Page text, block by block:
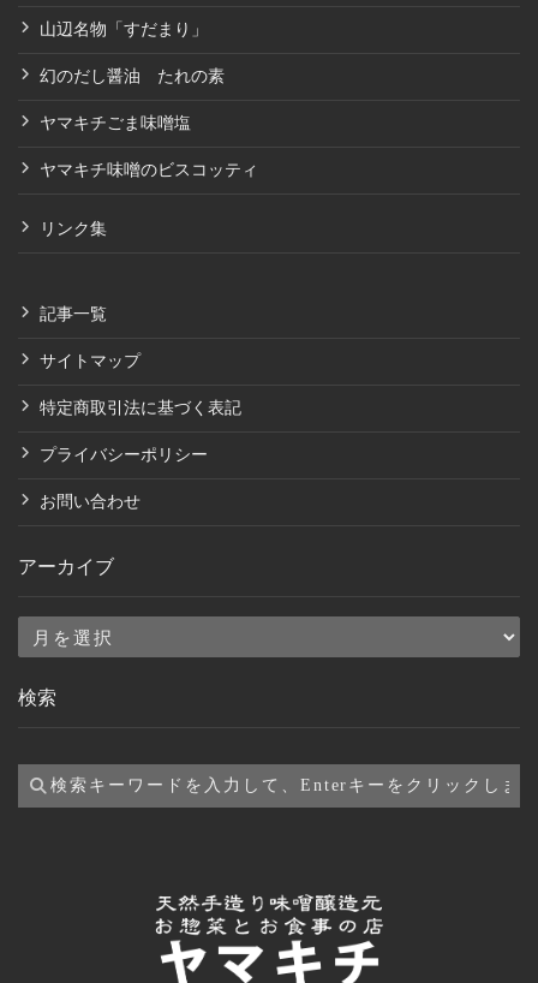
山辺名物「すだまり」
幻のだし醤油 たれの素
ヤマキチごま味噌塩
ヤマキチ味噌のビスコッティ
リンク集
記事一覧
サイトマップ
特定商取引法に基づく表記
プライバシーポリシー
お問い合わせ
アーカイブ
ア
カ
ブ
検索